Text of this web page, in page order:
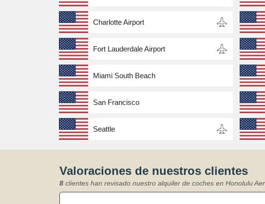
Charlotte Airport
Fort Lauderdale Airport
Miami South Beach
San Francisco
Seattle
Valoraciones de nuestros clientes
8 clientes han revisado nuestro alquiler de coches en Honolulu